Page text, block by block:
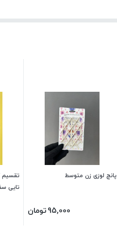
پانچ لوزی زن متوسط
95,000تومان
تایی